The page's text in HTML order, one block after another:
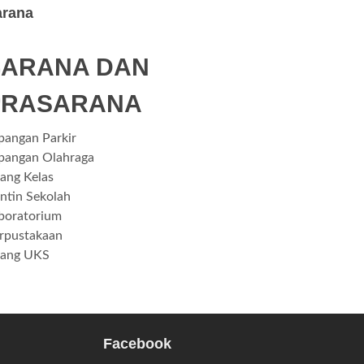
DAN
Parkir
Olahraga
Kelas
Sekolah
UKS
Facebook